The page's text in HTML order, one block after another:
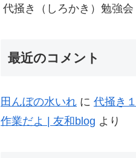
代掻き（しろかき）勉強会
最近のコメント
田んぼの水いれ に 代掻き
作業だよ | 友和blog より